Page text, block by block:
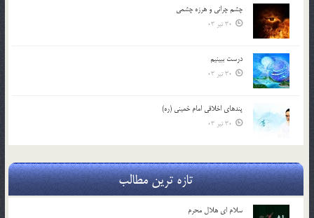
چشم ‏چرانى و هرزه‏ چشمى
30 تیر 03
درست ببينيم
30 تیر 03
پندهاي اخلاقي امام خميني (ره)
30 تیر 03
تازه ترین مطالب
سلام ای هلال محرم